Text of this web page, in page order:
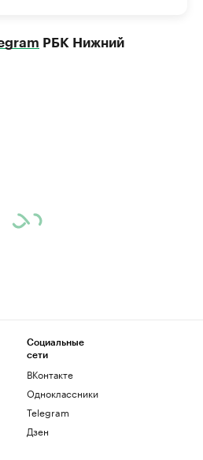
РБК Нижний
Социальные
сети
ВКонтакте
Одноклассники
Telegram
Дзен